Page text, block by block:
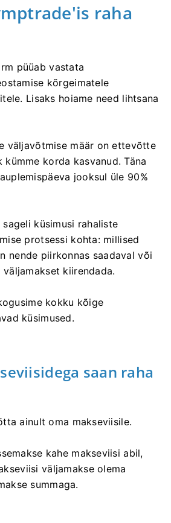
raha
püüab vastata
kõrgeimatele
Lisaks hoiame need lihtsana
väljavõtmise määr on ettevõtte
kümme korda kasvanud. Täna
jooksul üle 90%
küsimusi rahaliste
protsessi kohta: millised
nende piirkonnas saadaval või
kiirendada.
kokku kõige
küsimused.
saan raha
ainult oma makseviisile.
kahe makseviisi abil,
väljamakse olema
summaga.